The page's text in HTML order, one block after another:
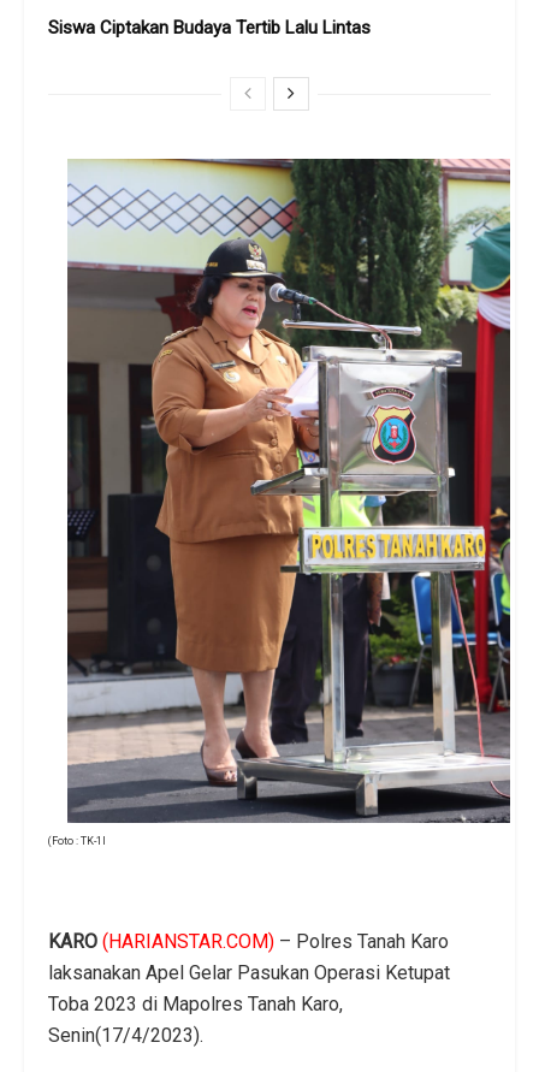
Siswa Ciptakan Budaya Tertib Lalu Lintas
(Foto : TK-1l
KARO (HARIANSTAR.COM) – Polres Tanah Karo
laksanakan Apel Gelar Pasukan Operasi Ketupat
Toba 2023 di Mapolres Tanah Karo,
Senin(17/4/2023).